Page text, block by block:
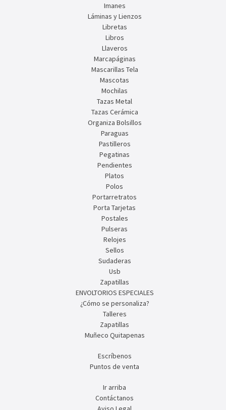
Imanes
Láminas y Lienzos
Libretas
Libros
Llaveros
Marcapáginas
Mascarillas Tela
Mascotas
Mochilas
Tazas Metal
Tazas Cerámica
Organiza Bolsillos
Paraguas
Pastilleros
Pegatinas
Pendientes
Platos
Polos
Portarretratos
Porta Tarjetas
Postales
Pulseras
Relojes
Sellos
Sudaderas
Usb
Zapatillas
ENVOLTORIOS ESPECIALES
¿Cómo se personaliza?
Talleres
Zapatillas
Muñeco Quitapenas
Escríbenos
Puntos de venta
Ir arriba
Contáctanos